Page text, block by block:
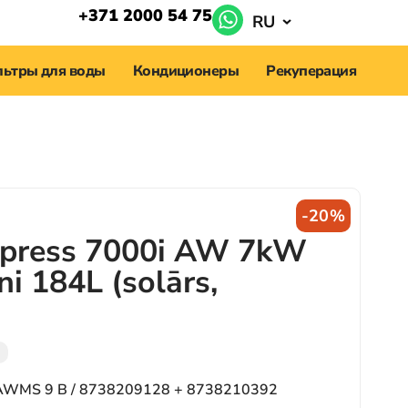
+371 2000 54 75 RU
для воды Кондиционеры Рекуперация
-20%
7000i AW 7kW
184L (solārs,
9 B / 8738209128 + 8738210392